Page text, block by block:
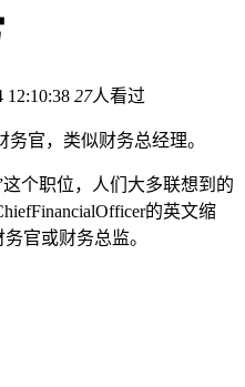
12:10:38 27人看过
务官，类似财务总经理。
个职位，人们大多联想到的
的英文缩
官或财务总监。